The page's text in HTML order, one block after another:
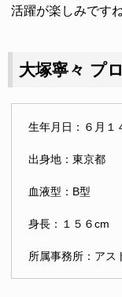
活躍が楽しみですね
大塚寧々 プ
生年月日：６月１
出身地：東京都
血液型：B型
身長：１５６cm
所属事務所：アス